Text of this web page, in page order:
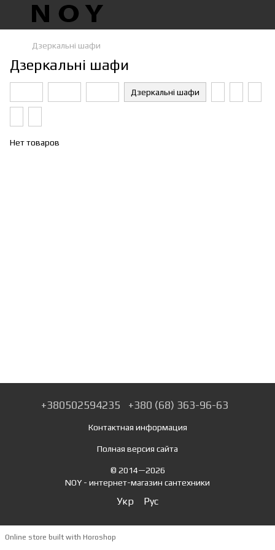
Дзеркальні шафи
Дзеркальні шафи
Дзеркальні шафи
Нет товаров
+380502594235 +380 (68) 363-96-63
Контактная информация
Полная версия сайта
© 2014—2026
NOY - интернет-магазин сантехники
Укр Рус
Online store built with Horoshop